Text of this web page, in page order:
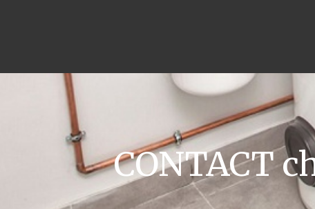
CONTACT